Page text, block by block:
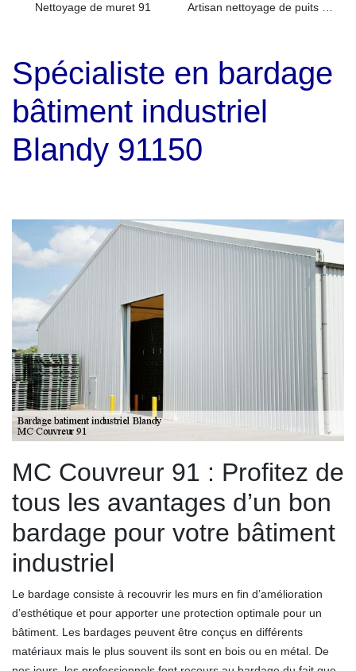
Nettoyage de muret 91
Spécialiste en bardage
bâtiment industriel
Blandy 91150
MC Couvreur 91 : Profitez de
tous les avantages d’un bon
bardage pour votre bâtiment
industriel
Le bardage consiste à recouvrir les murs en fin d’amélioration
d’esthétique et pour apporter une protection optimale pour un
bâtiment. Les bardages peuvent être conçus en différents
matériaux mais le plus souvent ils sont en bois ou en métal. De